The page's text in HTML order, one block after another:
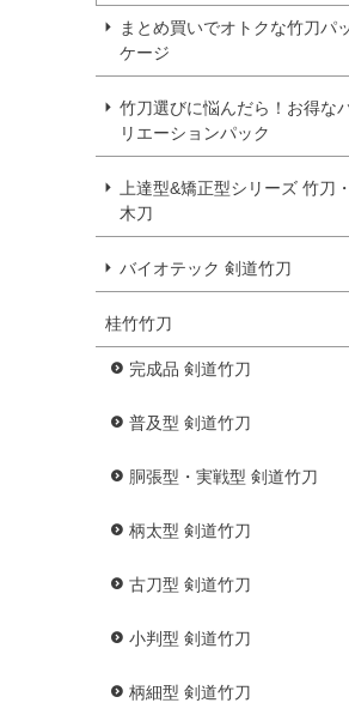
まとめ買いでオトクな竹刀パ
ケージ
竹刀選びに悩んだら！お得な
リエーションパック
上達型&矯正型シリーズ 竹刀・
木刀
バイオテック 剣道竹刀
桂竹竹刀
完成品 剣道竹刀
普及型 剣道竹刀
胴張型・実戦型 剣道竹刀
柄太型 剣道竹刀
古刀型 剣道竹刀
小判型 剣道竹刀
柄細型 剣道竹刀